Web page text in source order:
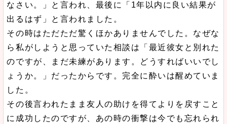
なさい。」と言われ、最後に「1年以内に良い結果が
出るはず」と言われました。
その時はただただ驚くほかありませんでした。なぜな
ら私がしようと思っていた相談は「最近彼女と別れた
のですが、まだ未練があります。どうすればいいでし
ょうか。」だったからです。完全に酔いは醒めていま
した。
その後言われたまま友人の助けを得てよりを戻すこと
に成功したのですが、あの時の衝撃は今でも忘れられ